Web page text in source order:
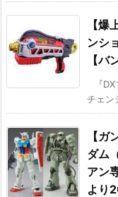
【
ンシ
【
『
チェン
【
ダム
アン
より